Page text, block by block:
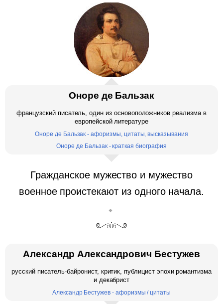
Оноре де Бальзак
французский писатель, один из основоположников реализма в
европейской литературе
Оноре де Бальзак - афоризмы, цитаты, высказывания
Оноре де Бальзак - краткая биография
Гражданское мужество и мужество
военное проистекают из одного начала.
Александр Александрович Бестужев
русский писатель-байронист, критик, публицист эпохи романтизма
и декабрист
Александр Бестужев - афоризмы / цитаты